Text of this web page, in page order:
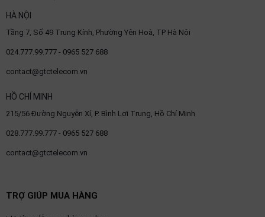
HÀ NỘI
Tầng 7, Số 49 Trung Kính, Phường Yên Hoà, TP Hà Nội
024.777.99.777 - 0965 527 688
contact@gtctelecom.vn
HỒ CHÍ MINH
215/56 Đường Nguyễn Xí, P. Bình Lợi Trung, Hồ Chí Minh
028.777.99.777 - 0965 527 688
contact@gtctelecom.vn
TRỢ GIÚP MUA HÀNG
OTHOR
CATEGORY
Solution
Service
Support
Contact
Giới
Tiếng